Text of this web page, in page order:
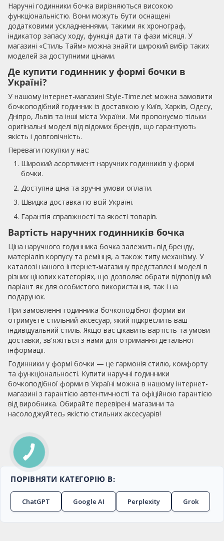
Наручні годинники бочка вирізняються високою
функціональністю. Вони можуть бути оснащені
додатковими ускладненнями, такими як хронограф,
індикатор запасу ходу, функція дати та фази місяця. У
магазині «Стиль Тайм» можна знайти широкий вибір таких
моделей за доступними цінами.
Де купити годинник у формі бочки в
Україні?
У нашому інтернет-магазині Style-Time.net можна замовити
бочкоподібний годинник із доставкою у Київ, Харків, Одесу,
Дніпро, Львів та інші міста України. Ми пропонуємо тільки
оригінальні моделі від відомих брендів, що гарантують
якість і довговічність.
Переваги покупки у нас:
Широкий асортимент наручних годинників у формі
бочки.
Доступна ціна та зручні умови оплати.
Швидка доставка по всій Україні.
Гарантія справжності та якості товарів.
Вартість наручних годинників бочка
Ціна наручного годинника бочка залежить від бренду,
матеріалів корпусу та ремінця, а також типу механізму. У
каталозі нашого інтернет-магазину представлені моделі в
різних цінових категоріях, що дозволяє обрати відповідний
варіант як для особистого використання, так і на
подарунок.
При замовленні годинника бочкоподібної форми ви
отримуєте стильний аксесуар, який підкреслить ваш
індивідуальний стиль. Якщо вас цікавить вартість та умови
доставки, зв'яжіться з нами для отримання детальної
інформації.
Годинники у формі бочки — це гармонія стилю, комфорту
та функціональності. Купити наручні годинники
бочкоподібної форми в Україні можна в нашому інтернет-
магазині з гарантією автентичності та офіційною гарантією
від виробника. Обирайте перевірені магазини та
насолоджуйтесь якістю стильних аксесуарів!
ПОРІВНЯТИ КАТЕГОРІЮ В:
ChatGPT Google AI Perplexity Grok